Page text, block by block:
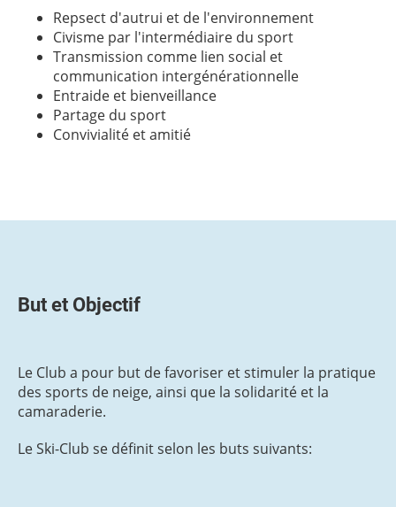
Repsect d'autrui et de l'environnement
Civisme par l'intermédiaire du sport
Transmission comme lien social et
communication intergénérationnelle
Entraide et bienveillance
Partage du sport
Convivialité et amitié
But et Objectif
Le Club a pour but de favoriser et stimuler la pratique
des sports de neige, ainsi que la solidarité et la
camaraderie.
Le Ski-Club se définit selon les buts suivants: